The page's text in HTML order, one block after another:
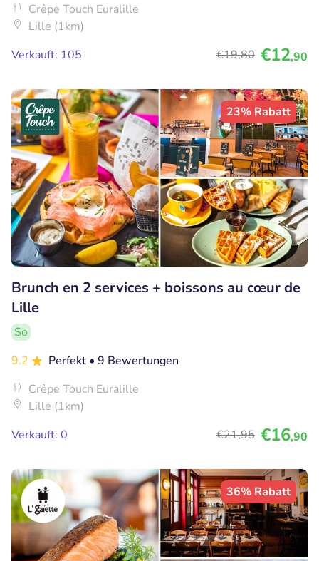
Crêpe Touch Euralille
Lille (1km)
Verkauft: 105
€19,80 €12,90
23% Rabatt
Brunch en 2 services + boissons au cœur de
Lille
So
9.2
Perfekt • 9 Bewertungen
Crêpe Touch Euralille
Lille (1km)
Verkauft: 0
€21,95 €16,90
36% Rabatt